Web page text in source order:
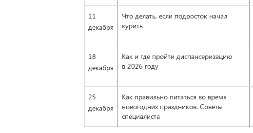
11
декабря
Что делать, если подросток начал
курить
18
декабря
Как и где пройти диспансеризацию
в 2026 году
25
декабря
Как правильно питаться во время
новогодних праздников. Советы
специалиста